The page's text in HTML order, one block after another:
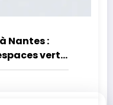
Nantes :
verts,